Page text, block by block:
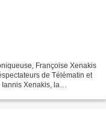
Françoise Xenakis
de Télématin et
Xenakis, la